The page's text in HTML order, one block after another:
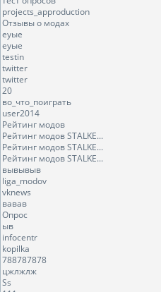
projects_approduction
Отзывы о модах
еуые
еуые
testin
twitter
twitter
20
во_что_поиграть
user2014
Рейтинг модов
Рейтинг модов STALKE...
Рейтинг модов STALKE...
Рейтинг модов STALKE...
вывывыв
liga_modov
vknews
вавав
Опрос
ыв
infocentr
kopilka
788787878
цжлжлж
Ss